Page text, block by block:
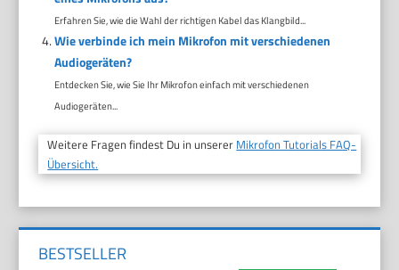
Erfahren Sie, wie die Wahl der richtigen Kabel das Klangbild...
Wie verbinde ich mein Mikrofon mit verschiedenen
Audiogeräten?
Entdecken Sie, wie Sie Ihr Mikrofon einfach mit verschiedenen
Audiogeräten...
Weitere Fragen findest Du in unserer Mikrofon Tutorials FAQ-
Übersicht.
BESTSELLER